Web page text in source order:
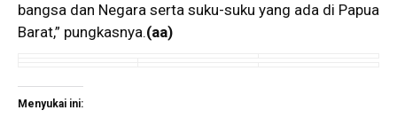
bangsa dan Negara serta suku-suku yang ada di Papua
Barat,” pungkasnya.(aa)
Menyukai ini: